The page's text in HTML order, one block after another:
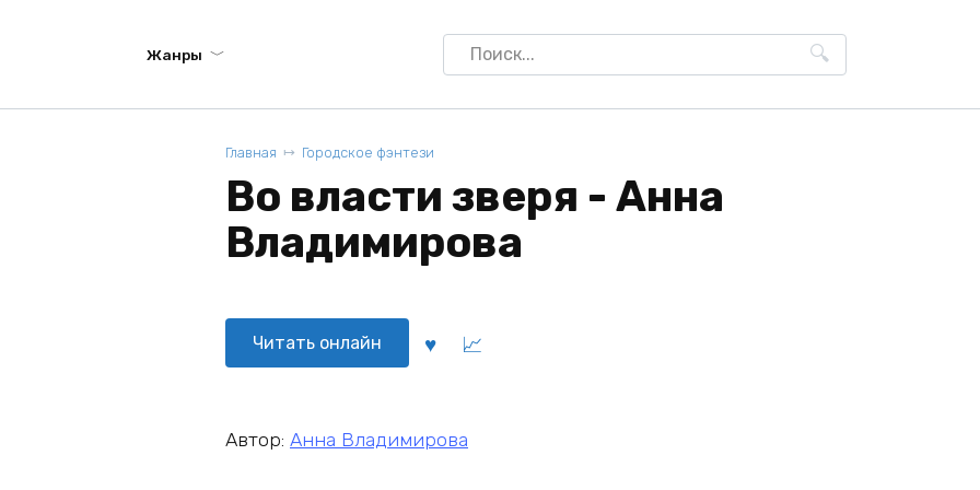
Жанры
Search
for:
Главная Городское фэнтези
Во власти зверя - Анна
Владимирова
Читать онлайн
Автор: Анна Владимирова